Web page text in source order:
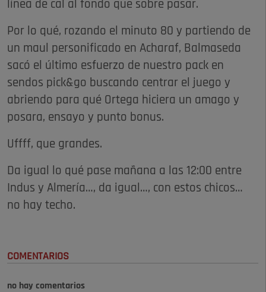
línea de cal al fondo que sobre pasar.
Por lo qué, rozando el minuto 80 y partiendo de
un maul personificado en Acharaf, Balmaseda
sacó el último esfuerzo de nuestro pack en
sendos pick&go buscando centrar el juego y
abriendo para qué Ortega hiciera un amago y
posara, ensayo y punto bonus.
Uffff, que grandes.
Da igual lo qué pase mañana a las 12:00 entre
Indus y Almería…, da igual…, con estos chicos…
no hay techo.
COMENTARIOS
no hay comentarios